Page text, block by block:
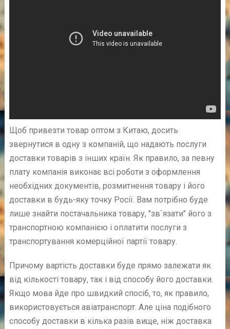
Щоб привезти товар оптом з Китаю, досить
звернутися в одну з компаній, що надають послуги
доставки товарів з інших країн. Як правило, за певну
плату компанія виконає всі роботи з оформлення
необхідних документів, розмитнення товару і його
доставки в будь-яку точку Росії. Вам потрібно буде
лише знайти постачальника товару, "зв`язати" його з
транспортною компанією і оплатити послуги з
транспортування комерційної партії товару.
Причому вартість доставки буде прямо залежати як
від кількості товару, так і від способу його доставки.
Якщо мова йде про швидкий спосіб, то, як правило,
використовується авіатранспорт. Але ціна подібного
способу доставки в кілька разів вище, ніж доставка